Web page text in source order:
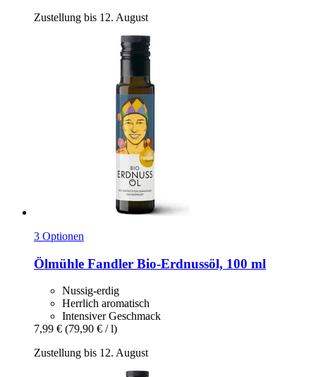
Zustellung bis 12. August
3 Optionen
Ölmühle Fandler Bio-​Erdnussöl, 100 ml
Nussig-erdig
Herrlich aromatisch
Intensiver Geschmack
7,99 € (79,90 € / l)
Zustellung bis 12. August